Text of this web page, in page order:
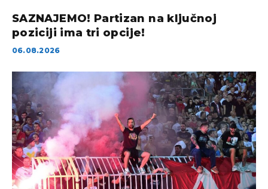
SAZNAJEMO! Partizan na ključnoj
poziciji ima tri opcije!
06.08.2026